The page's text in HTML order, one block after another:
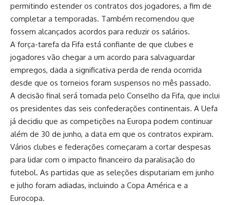
permitindo estender os contratos dos jogadores, a fim de
completar a temporadas. Também recomendou que
fossem alcançados acordos para reduzir os salários.
A força-tarefa da Fifa está confiante de que clubes e
jogadores vão chegar a um acordo para salvaguardar
empregos, dada a significativa perda de renda ocorrida
desde que os torneios foram suspensos no mês passado.
A decisão final será tomada pelo Conselho da Fifa, que inclui
os presidentes das seis confederações continentais. A Uefa
já decidiu que as competições na Europa podem continuar
além de 30 de junho, a data em que os contratos expiram.
Vários clubes e federações começaram a cortar despesas
para lidar com o impacto financeiro da paralisação do
futebol. As partidas que as seleções disputariam em junho
e julho foram adiadas, incluindo a Copa América e a
Eurocopa.